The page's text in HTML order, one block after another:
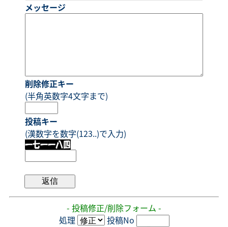
メッセージ
削除修正キー
(半角英数字4文字まで)
投稿キー
(漢数字を数字(123..)で入力)
- 投稿修正/削除フォーム -
処理
投稿No